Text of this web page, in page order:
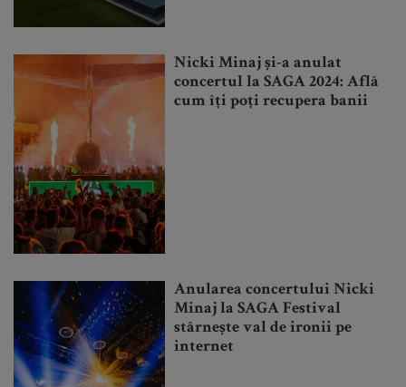
Nicki Minaj și-a anulat
concertul la SAGA 2024: Află
cum îți poți recupera banii
Anularea concertului Nicki
Minaj la SAGA Festival
stârnește val de ironii pe
internet